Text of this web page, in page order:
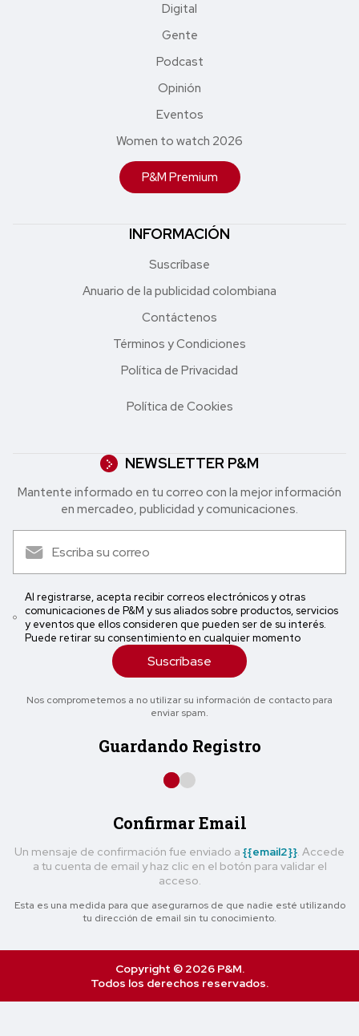
Digital
Gente
Podcast
Opinión
Eventos
Women to watch 2026
P&M Premium
INFORMACIÓN
Suscríbase
Anuario de la publicidad colombiana
Contáctenos
Términos y Condiciones
Política de Privacidad
Política de Cookies
NEWSLETTER P&M
Mantente informado en tu correo con la mejor in formación
en mercadeo, publicidad y comunicaciones.
Al registrarse, acepta recibir correos electrónicos y otras
comunicaciones de P&M y sus aliados sobre productos, servicios
y eventos que ellos consideren que pueden ser de su interés.
Puede retirar su consentimiento en cualquier momento
Suscríbase
Nos comprometemos a no utilizar su información de contacto para
enviar spam.
Guardando Registro
Confirmar Email
Un mensaje de confirmación fue enviado a {{email2}}. Accede
a tu cuenta de email y haz clic en el botón para validar el
acceso.
Esta es una medida para que asegurarnos de que nadie esté utilizando
tu dirección de email sin tu conocimiento.
Copyright © 2026 P&M.
Todos los derechos reservados.